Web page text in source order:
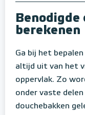
berekenen
Ga bij het
altijd uit van het
oppervlak. Zo
onder vaste
douchebakken